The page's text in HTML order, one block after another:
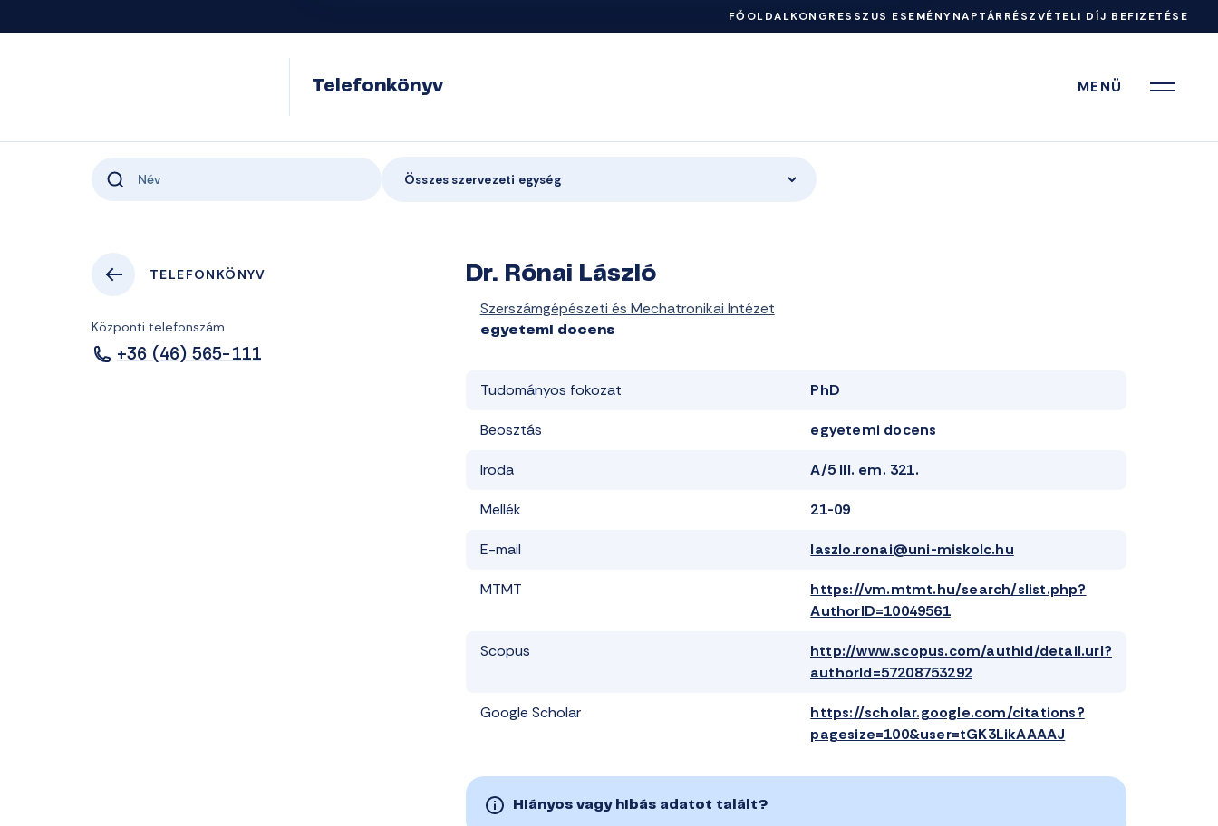
FŐOLDALKONGRESSZUS ESEMÉNYNAPTÁRRÉSZVÉTELI DÍJ BEFIZETÉSE
Telefonkönyv MENÜ
Összes szervezeti egység
TELEFONKÖNYV
Központi telefonszám
+36 (46) 565-111
Dr. Rónai László
Szerszámgépészeti és Mechatronikai Intézet
egyetemi docens
Tudományos fokozat PhD
Beosztás egyetemi docens
Iroda A/5 III. em. 321.
Mellék 21-09
E-mail laszlo.ronai@uni-miskolc.hu
MTMT
https://vm.mtmt.hu/search/slist.php?
AuthorID=10049561
Scopus
http://www.scopus.com/authid/detail.url?
authorId=57208753292
Google Scholar
https://scholar.google.com/citations?
pagesize=100&user=tGK3LikAAAAJ
Hiányos vagy hibás adatot talált?